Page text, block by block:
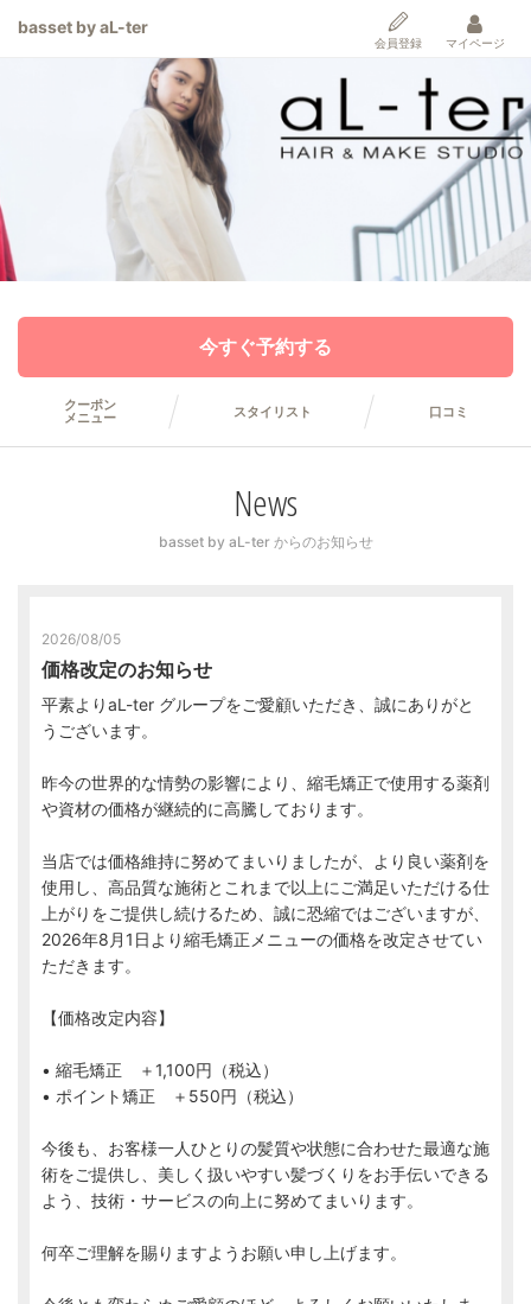
basset by aL-ter
会員登録 マイページ
今すぐ予約する
クーポン
メニュー スタイリスト 口コミ
News
basset by aL-ter からのお知らせ
2026/08/05
価格改定のお知らせ
平素よりaL-ter グループをご愛顧いただき、誠にありがと
うございます。
昨今の世界的な情勢の影響により、縮毛矯正で使用する薬剤
や資材の価格が継続的に高騰しております。
当店では価格維持に努めてまいりましたが、より良い薬剤を
使用し、高品質な施術とこれまで以上にご満足いただける仕
上がりをご提供し続けるため、誠に恐縮ではございますが、
2026年8月1日より縮毛矯正メニューの価格を改定させてい
ただきます。
【価格改定内容】
• 縮毛矯正 ＋1,100円（税込）
• ポイント矯正 ＋550円（税込）
今後も、お客様一人ひとりの髪質や状態に合わせた最適な施
術をご提供し、美しく扱いやすい髪づくりをお手伝いできる
よう、技術・サービスの向上に努めてまいります。
何卒ご理解を賜りますようお願い申し上げます。